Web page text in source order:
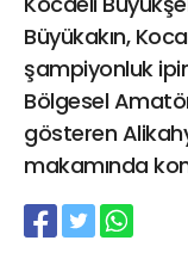
Büyükakın,
şampiyonluk
Bölgesel
gösteren
makamında